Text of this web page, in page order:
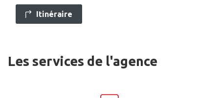
Itinéraire
Les services de l'agence